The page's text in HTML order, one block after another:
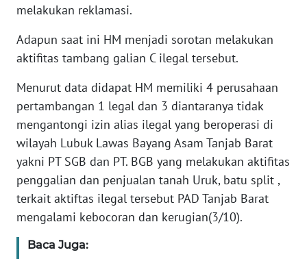
melakukan reklamasi.
Adapun saat ini HM menjadi sorotan melakukan
aktifitas tambang galian C ilegal tersebut.
Menurut data didapat HM memiliki 4 perusahaan
pertambangan 1 legal dan 3 diantaranya tidak
mengantongi izin alias ilegal yang beroperasi di
wilayah Lubuk Lawas Bayang Asam Tanjab Barat
yakni PT SGB dan PT. BGB yang melakukan aktifitas
penggalian dan penjualan tanah Uruk, batu split ,
terkait aktiftas ilegal tersebut PAD Tanjab Barat
mengalami kebocoran dan kerugian(3/10).
Baca Juga:
WN
BANTEN
WN
NTT
WN
KEPRI
WN
PAPUA
WN